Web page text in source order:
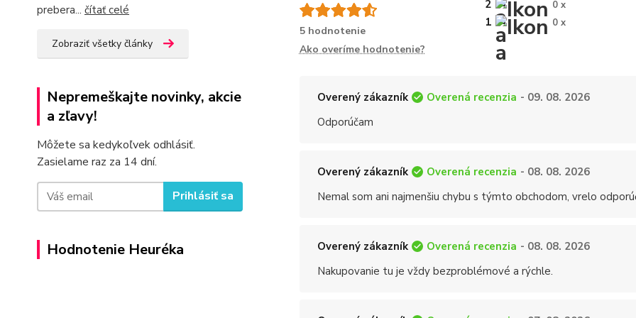
prebera... čítať celé
Zobraziť všetky články
Nepremeškajte novinky, akcie
a zľavy!
Môžete sa kedykoľvek odhlásiť.
Zasielame raz za 14 dní.
Prihlásiť sa
Hodnotenie Heuréka
5 hodnotenie
2 0 x
1 0 x
Ako overíme hodnotenie?
Overený zákazník Overená recenzia - 09. 08. 2026
Odporúčam
Overený zákazník Overená recenzia - 08. 08. 2026
Nemal som ani najmenšiu chybu s týmto obchodom, vrelo
Overený zákazník Overená recenzia - 08. 08. 2026
Nakupovanie tu je vždy bezproblémové a rýchle.